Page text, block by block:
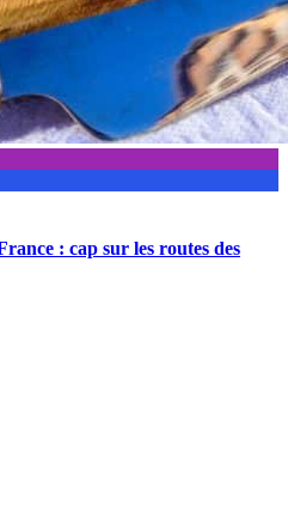
: cap sur les routes des